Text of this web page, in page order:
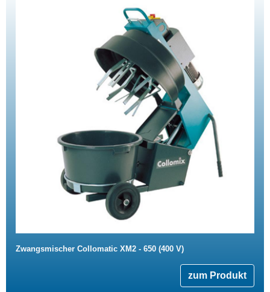
Zwangsmischer Collomatic XM2 - 650 (400 V)
zum Produkt